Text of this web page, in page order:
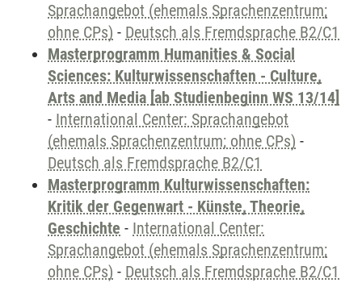
Sprachangebot (ehemals Sprachenzentrum;
ohne CPs) - Deutsch als Fremdsprache B2/C1
Masterprogramm Humanities & Social
Sciences: Kulturwissenschaften - Culture,
Arts and Media [ab Studienbeginn WS 13/14]
- International Center: Sprachangebot
(ehemals Sprachenzentrum; ohne CPs) -
Deutsch als Fremdsprache B2/C1
Masterprogramm Kulturwissenschaften:
Kritik der Gegenwart - Künste, Theorie,
Geschichte - International Center:
Sprachangebot (ehemals Sprachenzentrum;
ohne CPs) - Deutsch als Fremdsprache B2/C1